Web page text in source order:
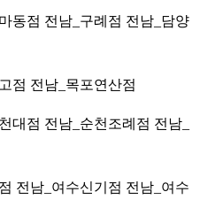
동점 전남_구례점 전남_담양
점 전남_목포연산점
대점 전남_순천조례점 전남_
전남_여수신기점 전남_여수